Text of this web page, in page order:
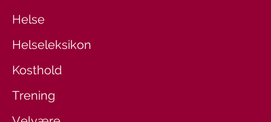
Helse
Helseleksikon
Kosthold
Trening